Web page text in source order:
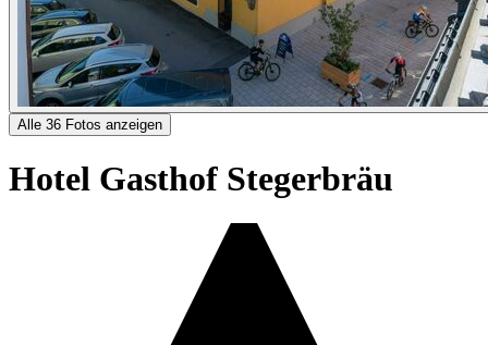
Alle 36 Fotos anzeigen
Hotel Gasthof Stegerbräu